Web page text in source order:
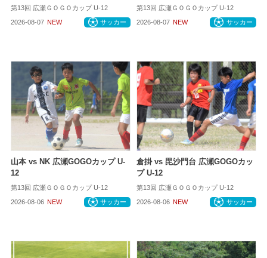
第13回 広瀬ＧＯＧＯカップ U-12
2026-08-07 NEW サッカー
第13回 広瀬ＧＯＧＯカップ U-12
2026-08-07 NEW サッカー
山本 vs NK 広瀬GOGOカップ U-
12
第13回 広瀬ＧＯＧＯカップ U-12
2026-08-06 NEW サッカー
倉掛 vs 毘沙門台 広瀬GOGOカッ
プ U-12
第13回 広瀬ＧＯＧＯカップ U-12
2026-08-06 NEW サッカー